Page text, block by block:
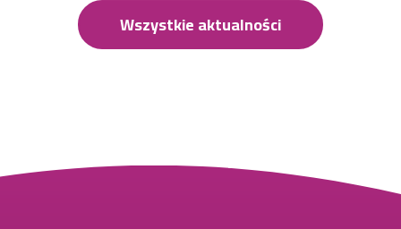
Wszystkie aktualności